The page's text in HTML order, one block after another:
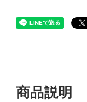
商品説明